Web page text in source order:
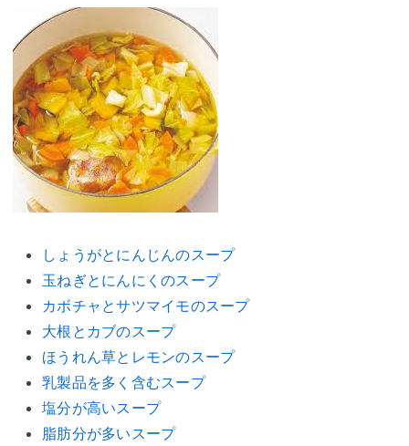
しょうがとにんじんのスープ
玉ねぎとにんにくのスープ
カボチャとサツマイモのスープ
大根とカブのスープ
ほうれん草とレモンのスープ
乳製品を多く含むスープ
塩分が高いスープ
脂肪分が多いスープ